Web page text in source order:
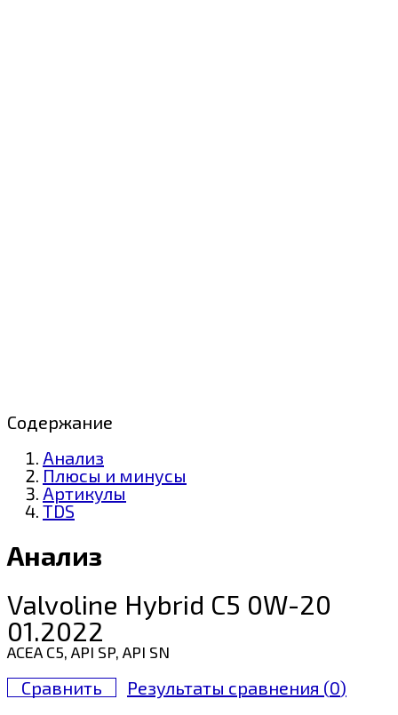
Содержание
Анализ
Плюсы и минусы
Артикулы
TDS
Анализ
Valvoline Hybrid C5 0W-20
01.2022
ACEA C5, API SP, API SN
Сравнить Результаты сравнения (0)